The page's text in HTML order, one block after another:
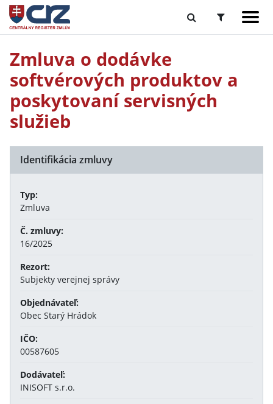
Zmluva o dodávke
softvérových produktov a
poskytovaní servisných
služieb
Identifikácia zmluvy
Typ:
Zmluva
Č. zmluvy:
16/2025
Rezort:
Subjekty verejnej správy
Objednávateľ:
Obec Starý Hrádok
IČO:
00587605
Dodávateľ:
INISOFT s.r.o.